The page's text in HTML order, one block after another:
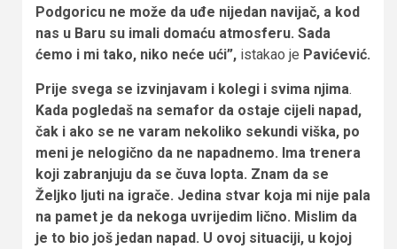
Podgoricu ne može da uđe nijedan navijač, a kod
nas u Baru su imali domaću atmosferu. Sada
ćemo i mi tako, niko neće ući”, istakao je Pavićević.
Prije svega se izvinjavam i kolegi i svima njima.
Kada pogledaš na semafor da ostaje cijeli napad,
čak i ako se ne varam nekoliko sekundi viška, po
meni je nelogično da ne napadnemo. Ima trenera
koji zabranjuju da se čuva lopta. Znam da se
Željko ljuti na igrače. Jedina stvar koja mi nije pala
na pamet je da nekoga uvrijedim lično. Mislim da
je to bio još jedan napad. U ovoj situaciji, u kojoj